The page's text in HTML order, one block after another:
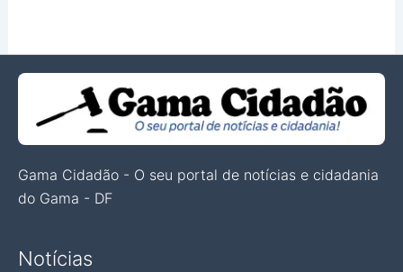
Gama Cidadão - O seu portal de notícias e cidadania
do Gama - DF
Notícias